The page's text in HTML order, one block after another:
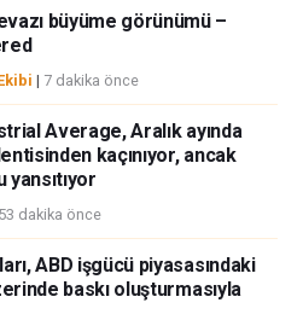
yada dolaylı olarak ortaya
herhangi bir sınırlama olmaksızın
sorumluluk kabul etmemektedir.
büyüme görünümü –
| 7 dakika önce
Average, Aralık ayında
kaçınıyor, ancak
53 dakika önce
ABD işgücü piyasasındaki
baskı oluşturmasıyla